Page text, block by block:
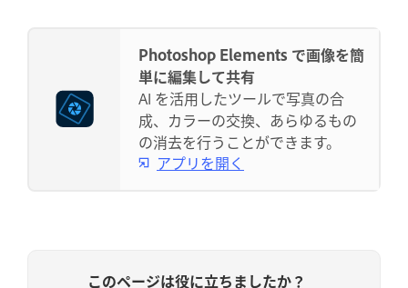
Photoshop Elements で画像を簡
単に編集して共有
AI を活用したツールで写真の合
成、カラーの交換、あらゆるもの
の消去を行うことができます。
アプリを開く
このページは役に立ちましたか？